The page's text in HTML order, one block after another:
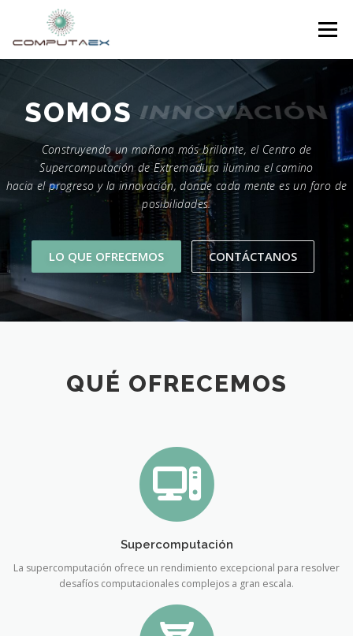
Menú
LA FUNDACIÓN
SUPERCOMPUTACIÓN NOTICIAS
INVESTIGACIÓN E INNOVACIÓN CONTACTO
SOMOSINNOVACIÓN
Construyendo un mañana más brillante, el Centro de
Supercomputación de Extremadura ilumina el camino
hacia el progreso y la innovación, donde cada mente es un faro de
posibilidades.
LO QUE OFRECEMOS CONTÁCTANOS
QUÉ OFRECEMOS
Supercomputación
La supercomputación ofrece un rendimiento excepcional para resolver
desafíos computacionales complejos a gran escala.